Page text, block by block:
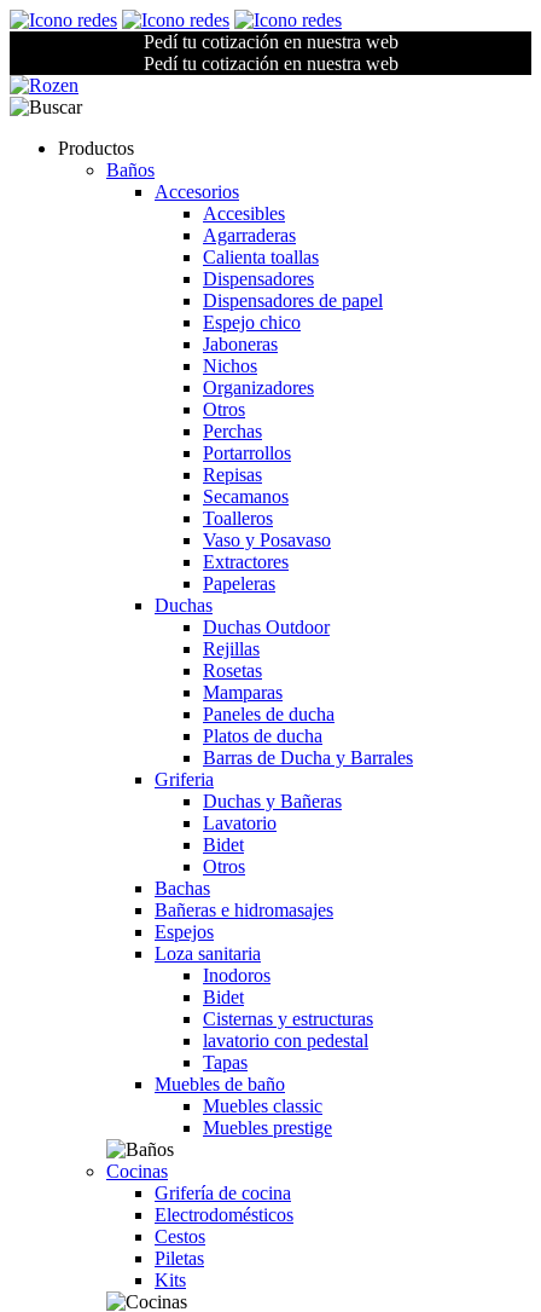
Pedí tu cotización en nuestra web
Pedí tu cotización en nuestra web
Productos
Baños
Accesorios
Accesibles
Agarraderas
Calienta toallas
Dispensadores
Dispensadores de papel
Espejo chico
Jaboneras
Nichos
Organizadores
Otros
Perchas
Portarrollos
Repisas
Secamanos
Toalleros
Vaso y Posavaso
Extractores
Papeleras
Duchas
Duchas Outdoor
Rejillas
Rosetas
Mamparas
Paneles de ducha
Platos de ducha
Barras de Ducha y Barrales
Griferia
Duchas y Bañeras
Lavatorio
Bidet
Otros
Bachas
Bañeras e hidromasajes
Espejos
Loza sanitaria
Inodoros
Bidet
Cisternas y estructuras
lavatorio con pedestal
Tapas
Muebles de baño
Muebles classic
Muebles prestige
Cocinas
Grifería de cocina
Electrodomésticos
Cestos
Piletas
Kits